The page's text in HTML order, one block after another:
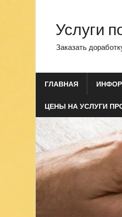
содержимому
Услуги
Заказать
ГЛАВНАЯ
ЦЕНЫ НА УСЛУГИ